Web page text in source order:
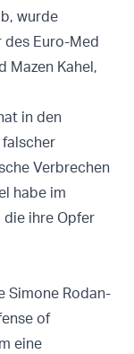
wurde
Euro-Med
Mazen Kahel,
in den
Verbrechen
habe im
die ihre Opfer
Simone Rodan-
of
eine